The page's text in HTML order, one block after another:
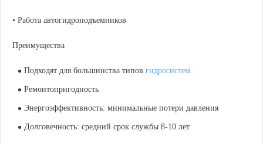
• Работа автогидроподъемников
Преимущества
Подходят для большинства типов гидросистем
Ремонтопригодность
Энергоэффективность: минимальные потери давления
Долговечность: средний срок службы 8-10 лет